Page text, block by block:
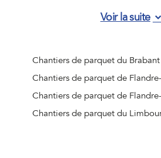
Chantiers de parquet de Rumst
Chantiers de parquet de Schilde
Chantiers de parquet de Schoten
Chantiers de parquet de
Chantiers de parquet de
Voir la suite
Chantiers de parquet du
Chantiers de parquet de
Chantiers de parquet de
Chantiers de parquet du